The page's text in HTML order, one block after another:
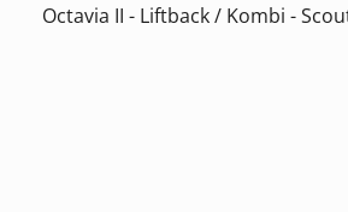
Octavia II - Liftback / Kombi -